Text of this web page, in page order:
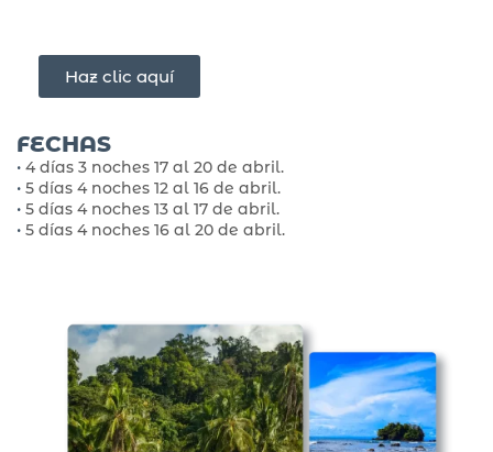
Haz clic aquí
FECHAS
• 4 días 3 noches 17 al 20 de abril.
• 5 días 4 noches 12 al 16 de abril.
• 5 días 4 noches 13 al 17 de abril.
• 5 días 4 noches 16 al 20 de abril.